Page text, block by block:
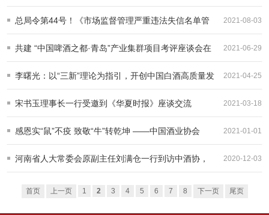
总局令第44号！《市场监督管理严重违法失信名单管
理办法》发布
2021-08-03
共建 “中国啤酒之都·青岛”产业集群项目考评座谈会在
青岛召开
2021-06-29
李曙光：以“三新”理论为指引，开创中国白酒高质量发
展新局面
2021-04-25
宋书玉理事长一行受邀到《华夏时报》座谈交流 2021-03-18
感恩实“鼠”不疫 致敬“牛”转乾坤 ——中国酒业协会
2021新年献词
2021-01-01
河南省人大常委会原副主任刘满仓一行到访中酒协，
座谈交流酒业发展
2020-12-03
首页 上一页 1 2 3 4 5 6 7 8 下一页 尾页